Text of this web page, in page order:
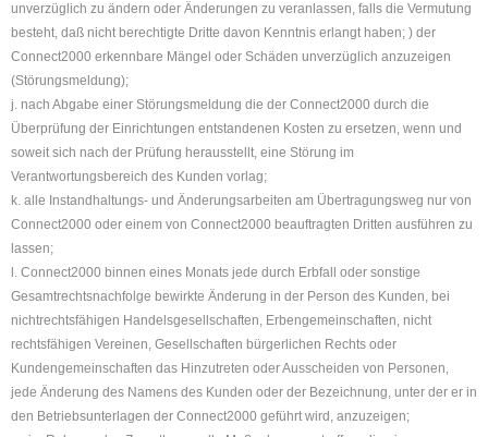
unverzüglich zu ändern oder Änderungen zu veranlassen, falls die Vermutung
besteht, daß nicht berechtigte Dritte davon Kenntnis erlangt haben; ) der
Connect2000 erkennbare Mängel oder Schäden unverzüglich anzuzeigen
(Störungsmeldung);
j. nach Abgabe einer Störungsmeldung die der Connect2000 durch die
Überprüfung der Einrichtungen entstandenen Kosten zu ersetzen, wenn und
soweit sich nach der Prüfung herausstellt, eine Störung im
Verantwortungsbereich des Kunden vorlag;
k. alle Instandhaltungs- und Änderungsarbeiten am Übertragungsweg nur von
Connect2000 oder einem von Connect2000 beauftragten Dritten ausführen zu
lassen;
l. Connect2000 binnen eines Monats jede durch Erbfall oder sonstige
Gesamtrechtsnachfolge bewirkte Änderung in der Person des Kunden, bei
nichtrechtsfähigen Handelsgesellschaften, Erbengemeinschaften, nicht
rechtsfähigen Vereinen, Gesellschaften bürgerlichen Rechts oder
Kundengemeinschaften das Hinzutreten oder Ausscheiden von Personen,
jede Änderung des Namens des Kunden oder der Bezeichnung, unter der er in
den Betriebsunterlagen der Connect2000 geführt wird, anzuzeigen;